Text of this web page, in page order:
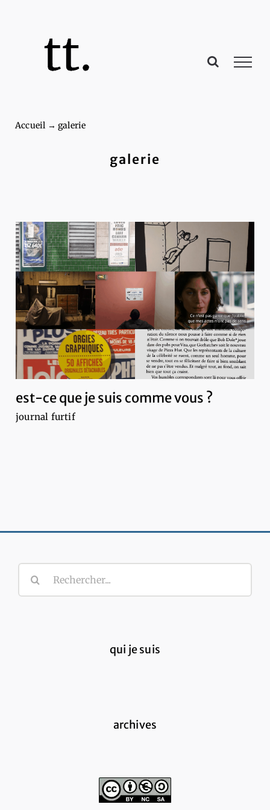
Accueil → galerie
galerie
est-ce que je suis comme vous ?
journal furtif
Rechercher:
qui je suis
archives